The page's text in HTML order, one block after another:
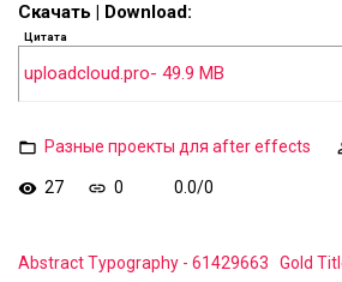
Скачать | Download:
Цитата
uploadcloud.pro- 49.9 MB
Разные проекты для after effects
27 0 0.0/0
Abstract Typography - 61429663 Gold